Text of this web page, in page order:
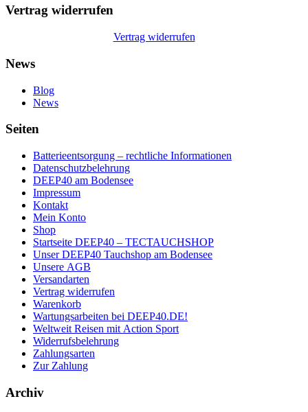
Vertrag widerrufen
Vertrag widerrufen
News
Blog
News
Seiten
Batterieentsorgung – rechtliche Informationen
Datenschutzbelehrung
DEEP40 am Bodensee
Impressum
Kontakt
Mein Konto
Shop
Startseite DEEP40 – TECTAUCHSHOP
Unser DEEP40 Tauchshop am Bodensee
Unsere AGB
Versandarten
Vertrag widerrufen
Warenkorb
Wartungsarbeiten bei DEEP40.DE!
Weltweit Reisen mit Action Sport
Widerrufsbelehrung
Zahlungsarten
Zur Zahlung
Archiv